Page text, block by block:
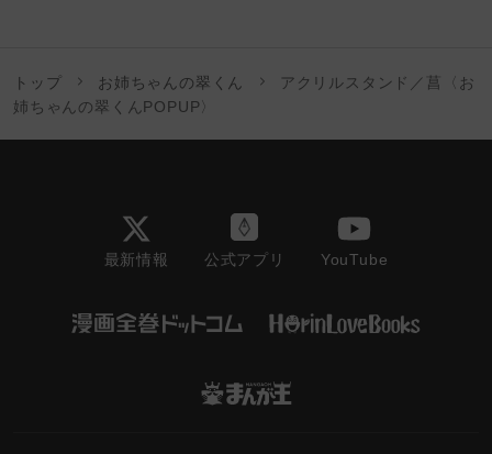
トップ お姉ちゃんの翠くん
アクリルスタンド／菖〈お
姉ちゃんの翠くんPOPUP〉
最新情報 公式アプリ YouTube